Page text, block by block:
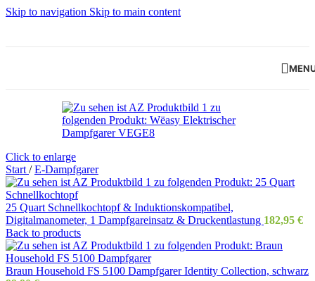
Skip to navigation Skip to main content
Click to enlarge
Start / E-Dampfgarer
25 Quart Schnellkochtopf & Induktionskompatibel,
Digitalmanometer, 1 Dampfgareinsatz & Druckentlastung 182,95 €
Back to products
Braun Household FS 5100 Dampfgarer Identity Collection, schwarz